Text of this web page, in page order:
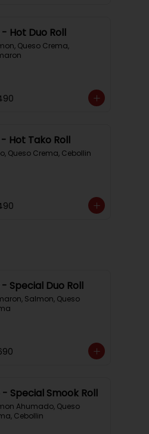
- Hot Duo Roll
Queso Crema,
- Hot Tako Roll
Queso Crema, Cebollin
- Special Duo Roll
Salmon, Queso
- Special Smook Roll
Ahumado, Queso
Cebollin